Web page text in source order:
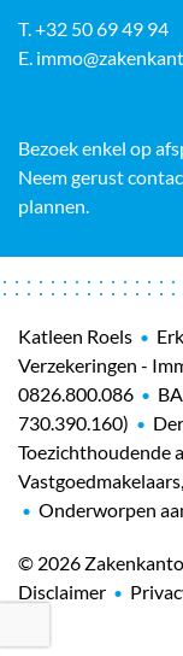
T. +32 50 69 49 94
E.
Bezoek enkel op
Neem gerust
plannen.
Katleen Roels •
Verzekeringen -
0826.800.086 •
730.390.160) •
Toezichthoudende
• Onderworpen
© 2026
Disclaimer •